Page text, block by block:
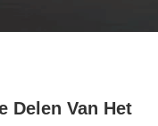
Delen Van Het